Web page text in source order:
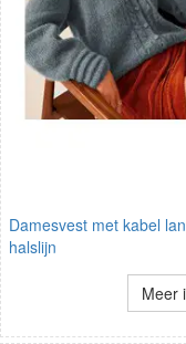
Damesvest met kabel
halslijn
Meer